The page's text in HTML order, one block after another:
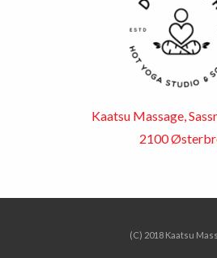
Kaatsu Massage,
2100
(C) 2018 Kaatsu